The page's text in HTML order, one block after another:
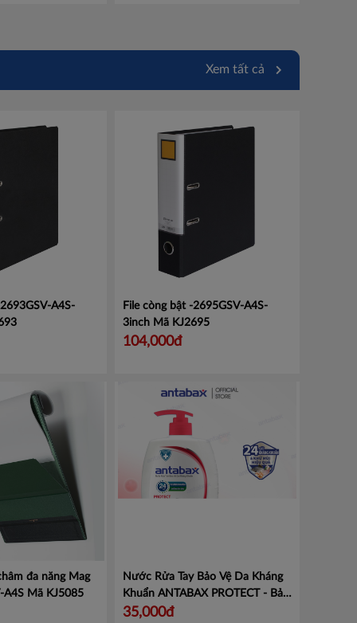
Xem tất cả
A4S-
File còng bật -2695GSV-A4S-
3inch Mã KJ2695
104,000đ
đa năng Mag
A4S Mã KJ5085
Nước Rửa Tay Bảo Vệ Da Kháng
Khuẩn ANTABAX PROTECT - Bảo
VệMã 893 614923 01820
35,000đ